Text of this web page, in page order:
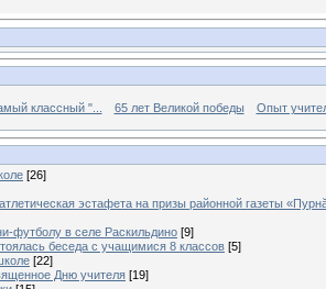
классный "... 65 лет Великой победы Опыт
[26]
эстафета на призы районной газеты
футболу в селе Раскильдино [9]
беседа с учащимися 8 классов [5]
[22]
Дню учителя [19]